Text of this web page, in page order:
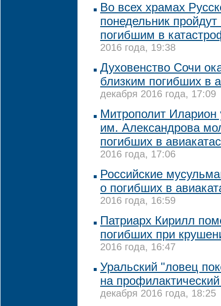
Во всех храмах
понедельник
погибшим в
2016 года, 19:38
Духовенство Сочи
близким погибших в
декабря 2016 года, 17:09
Митрополит Иларион
им. Александрова
погибших в
2016 года, 17:06
Российские
о погибших в
2016 года, 16:59
Патриарх Кирилл
погибших при
2016 года, 16:47
Уральский "ловец
на
декабря 2016 года, 18:25